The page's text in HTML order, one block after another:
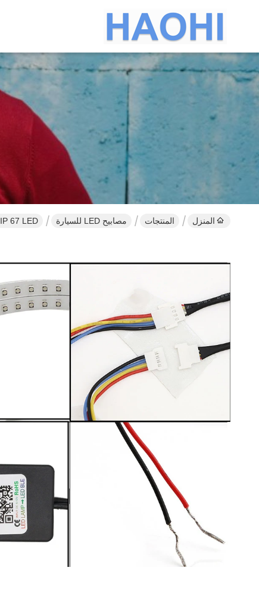
المنزل المنتجات مصابيح LED للسيارة IP 67 LED أضواء السيارة المحيطة APP التحكم المصباح عين الملاك أطقم 360 درجة SMD Demon Halo Rings Kit